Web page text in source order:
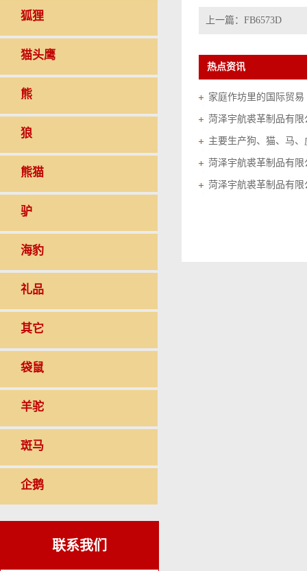
狐狸
猫头鹰
熊
狼
熊猫
驴
海豹
礼品
其它
袋鼠
羊驼
斑马
企鹅
联系我们
上一篇： FB6573D
热点资讯
家庭作坊里的国际贸易
菏泽宇航裘革制品有
菏泽宇航裘革制品有限
菏泽宇航裘革制品有限